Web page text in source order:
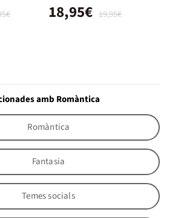
19,95€
18,95€
amb Romàntica
Romàntica
Fantasia
Temes socials